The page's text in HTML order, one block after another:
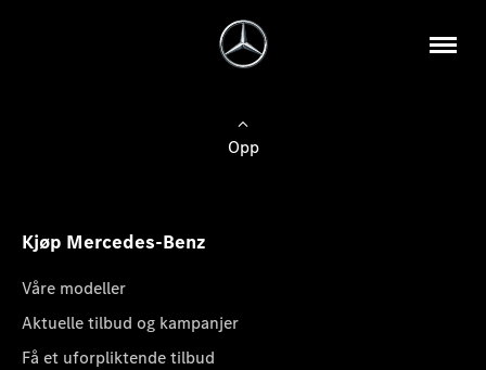
Opp
Kjøp Mercedes-Benz
Våre modeller
Aktuelle tilbud og kampanjer
Få et uforpliktende tilbud